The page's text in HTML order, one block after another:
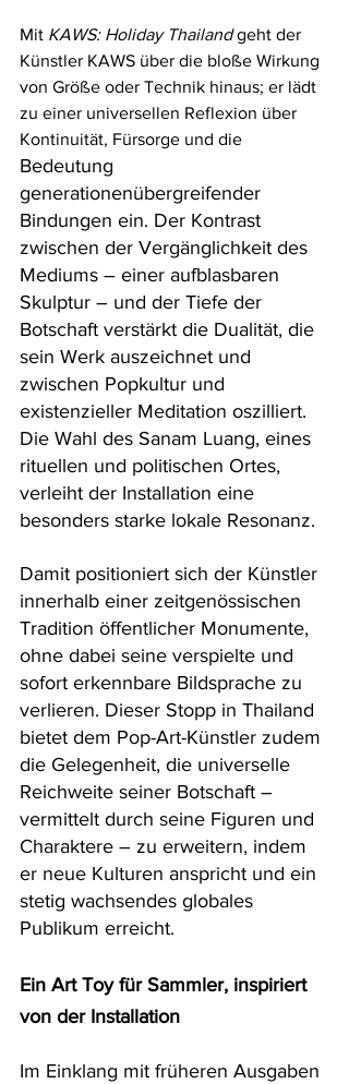
Mit KAWS: Holiday Thailand geht der
Künstler KAWS über die bloße Wirkung
von Größe oder Technik hinaus; er lädt
zu einer universellen Reflexion über
Kontinuität, Fürsorge und die
Bedeutung
generationenübergreifender
Bindungen ein. Der Kontrast
zwischen der Vergänglichkeit des
Mediums – einer aufblasbaren
Skulptur – und der Tiefe der
Botschaft verstärkt die Dualität, die
sein Werk auszeichnet und
zwischen Popkultur und
existenzieller Meditation oszilliert.
Die Wahl des Sanam Luang, eines
rituellen und politischen Ortes,
verleiht der Installation eine
besonders starke lokale Resonanz.
Damit positioniert sich der Künstler
innerhalb einer zeitgenössischen
Tradition öffentlicher Monumente,
ohne dabei seine verspielte und
sofort erkennbare Bildsprache zu
verlieren. Dieser Stopp in Thailand
bietet dem Pop-Art-Künstler zudem
die Gelegenheit, die universelle
Reichweite seiner Botschaft –
vermittelt durch seine Figuren und
Charaktere – zu erweitern, indem
er neue Kulturen anspricht und ein
stetig wachsendes globales
Publikum erreicht.
Ein Art Toy für Sammler, inspiriert
von der Installation
Im Einklang mit früheren Ausgaben